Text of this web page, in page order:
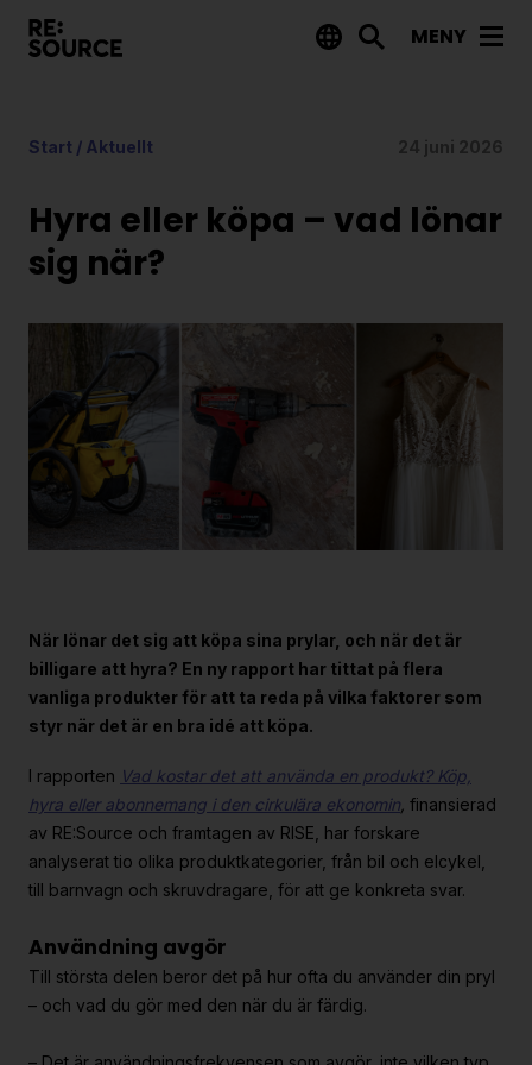
MENY
Nyheter
Tips på utlysningar
Rapporter från RE:Source
Finansiering
Strategiska projekt
Om RE:Source
Programorganisation
Medlemskap
Grafisk profil och mallar
Kontakt
Start / Aktuellt 24 juni 2026
Hyra eller köpa – vad lönar
sig när?
När lönar det sig att köpa sina prylar, och när det är
billigare att hyra? En ny rapport har tittat på flera
vanliga produkter för att ta reda på vilka faktorer som
styr när det är en bra idé att köpa.
I rapporten Vad kostar det att använda en produkt? Köp,
hyra eller abonnemang i den cirkulära ekonomin finansierad
av RE:Source och framtagen av RISE, har forskare
analyserat tio olika produktkategorier, från bil och elcykel,
till barnvagn och skruvdragare, för att ge konkreta svar.
Användning avgör
Till största delen beror det på hur ofta du använder din pryl
– och vad du gör med den när du är färdig.